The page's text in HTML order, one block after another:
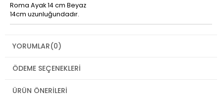
Roma Ayak 14 cm Beyaz
14cm uzunluğundadır.
YORUMLAR(0)
ÖDEME SEÇENEKLERI
ÜRÜN ÖNERILERI